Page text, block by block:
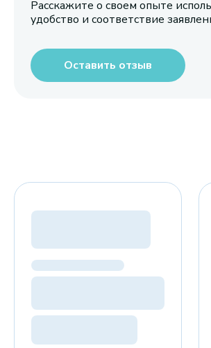
Расскажите о своем опыте
удобство и соответствие
Оставить отзыв